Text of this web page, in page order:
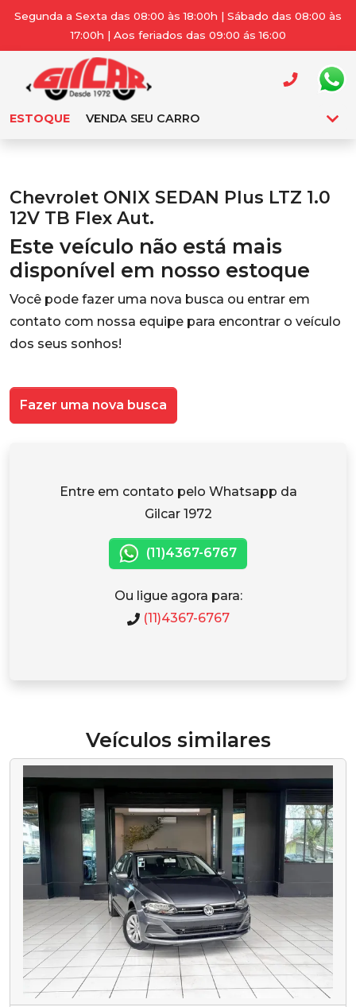
Segunda a Sexta das 08:00 às 18:00h | Sábado das 08:00 às
17:00h | Aos feriados das 09:00 ás 16:00
ESTOQUE VENDA SEU CARRO
Chevrolet ONIX SEDAN Plus LTZ 1.0
12V TB Flex Aut.
Este veículo não está mais
disponível em nosso estoque
Você pode fazer uma nova busca ou entrar em
contato com nossa equipe para encontrar o veículo
dos seus sonhos!
Fazer uma nova busca
Entre em contato pelo Whatsapp da
Gilcar 1972
(11)4367-6767
Ou ligue agora para:
(11)4367-6767
Veículos similares